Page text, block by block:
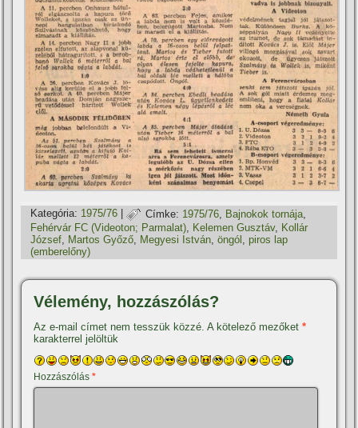
Kategória: 1975/76 | Címke: 1975/76 Bajnokok tornája
Fehérvár FC (Videoton; Parmalat), Kelemen Gusztáv, Kollár
József, Martos Győző, Megyesi István,öngól ,piros lap
(emberelőny)
Vélemény, hozzászólás?
Az e-mail címet nem tesszük közzé. A kötelező mezőket*
karakterrel jelöltük
Hozzászólás*